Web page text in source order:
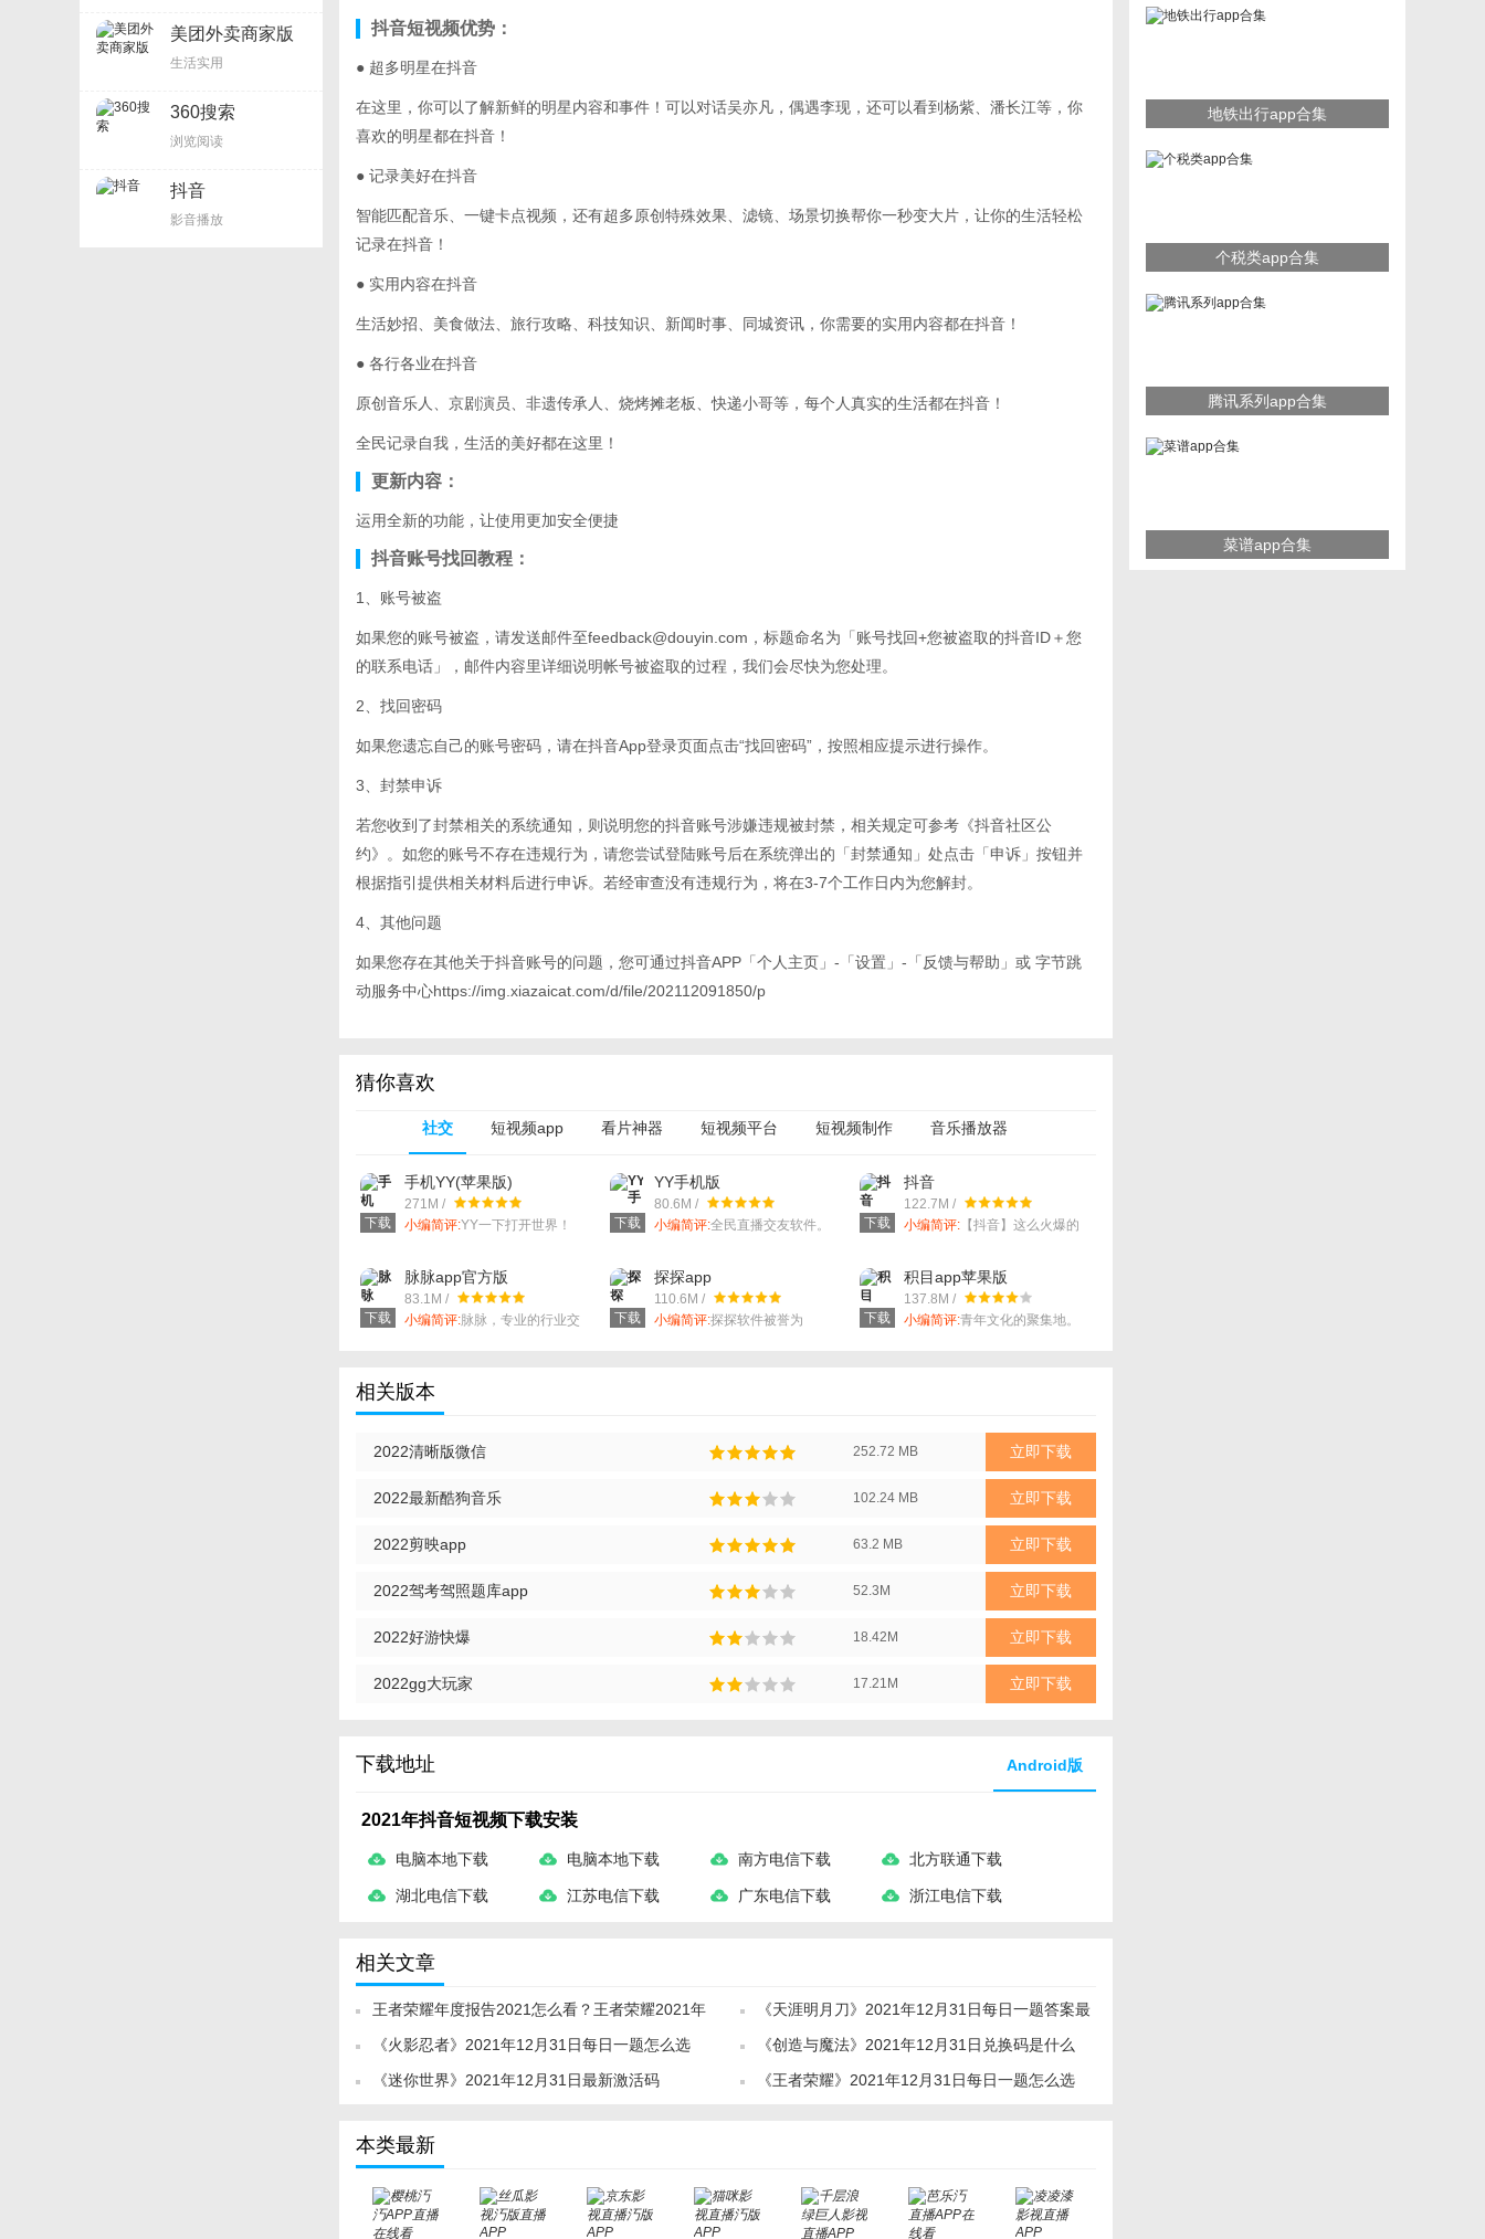
美团外卖商家版
生活实用
360搜索
浏览阅读
抖音
影音播放
抖音短视频优势：
● 超多明星在抖音
在这里，你可以了解新鲜的明星内容和事件！可以对话吴亦凡，偶遇李现，还可以看到杨紫、潘长江等，你
喜欢的明星都在抖音！
● 记录美好在抖音
智能匹配音乐、一键卡点视频，还有超多原创特殊效果、滤镜、场景切换帮你一秒变大片，让你的生活轻松
记录在抖音！
● 实用内容在抖音
生活妙招、美食做法、旅行攻略、科技知识、新闻时事、同城资讯，你需要的实用内容都在抖音！
● 各行各业在抖音
原创音乐人、京剧演员、非遗传承人、烧烤摊老板、快递小哥等，每个人真实的生活都在抖音！
全民记录自我，生活的美好都在这里！
更新内容：
运用全新的功能，让使用更加安全便捷
抖音账号找回教程：
1、账号被盗
如果您的账号被盗，请发送邮件至feedback@douyin.com，标题命名为「账号找回+您被盗取的抖音ID＋您
的联系电话」，邮件内容里详细说明帐号被盗取的过程，我们会尽快为您处理。
2、找回密码
如果您遗忘自己的账号密码，请在抖音App登录页面点击“找回密码”，按照相应提示进行操作。
3、封禁申诉
若您收到了封禁相关的系统通知，则说明您的抖音账号涉嫌违规被封禁，相关规定可参考《抖音社区公
约》。如您的账号不存在违规行为，请您尝试登陆账号后在系统弹出的「封禁通知」处点击「申诉」按钮并
根据指引提供相关材料后进行申诉。若经审查没有违规行为，将在3-7个工作日内为您解封。
4、其他问题
如果您存在其他关于抖音账号的问题，您可通过抖音APP「个人主页」-「设置」-「反馈与帮助」或 字节跳
动服务中心https://img.xiazaicat.com/d/file/202112091850/p
猜你喜欢
社交 短视频app 看片神器 短视频平台 短视频制作 音乐播放器
视频播放器 视频下载器 巨量创意 抖音极速版
下载
手机YY(苹果版)
271M /
小编简评:YY一下打开世界！ 下载
YY手机版
80.6M /
小编简评:全民直播交友软件。 下载
抖音
122.7M /
小编简评: 【抖音】这么火爆的
下载
脉脉app官方版
83.1M /
小编简评:脉脉，专业的行业交
下载
探探app
110.6M /
小编简评:探探软件被誉为
下载
积目app苹果版
137.8M /
小编简评:青年文化的聚集地。
相关版本
2022清晰版微信 252.72 MB 立即下载
2022最新酷狗音乐 102.24 MB 立即下载
2022剪映app 63.2 MB 立即下载
2022驾考驾照题库app 52.3M 立即下载
2022好游快爆 18.42M 立即下载
2022gg大玩家 17.21M 立即下载
下载地址 Android版
2021年抖音短视频下载安装
电脑本地下载 电脑本地下载 南方电信下载 北方联通下载
湖北电信下载 江苏电信下载 广东电信下载 浙江电信下载
相关文章
王者荣耀年度报告2021怎么看？王者荣耀2021年
度报告查看地址
《天涯明月刀》2021年12月31日每日一题答案最
新
《火影忍者》2021年12月31日每日一题怎么选
《创造与魔法》2021年12月31日兑换码是什么
《迷你世界》2021年12月31日最新激活码
《王者荣耀》2021年12月31日每日一题怎么选
本类最新
地铁出行app合集
个税类app合集
腾讯系列app合集
菜谱app合集